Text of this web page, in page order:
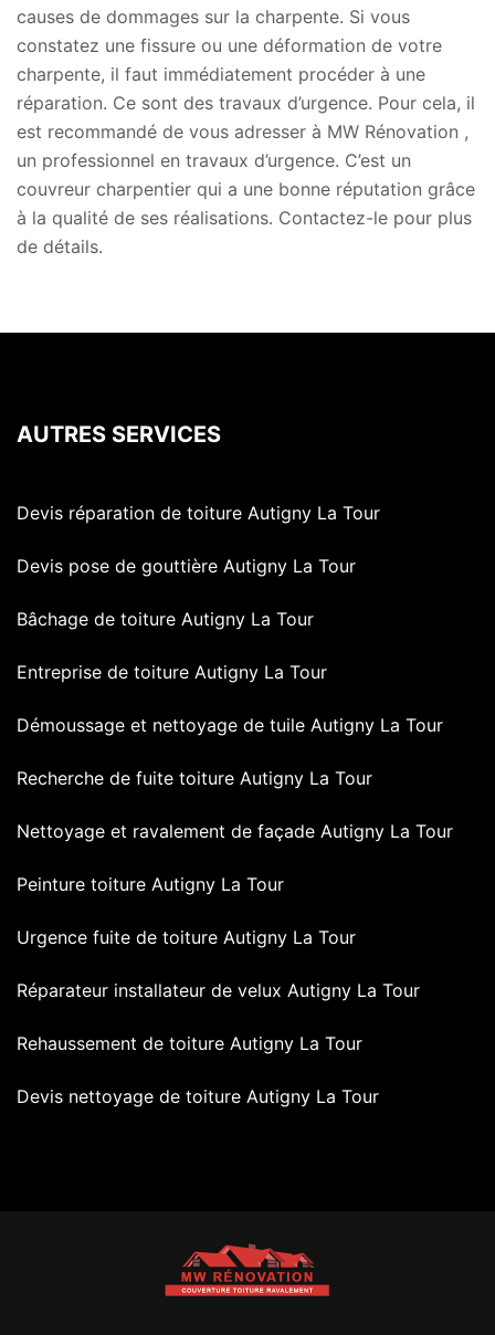
causes de dommages sur la charpente. Si vous
constatez une fissure ou une déformation de votre
charpente, il faut immédiatement procéder à une
réparation. Ce sont des travaux d’urgence. Pour cela, il
est recommandé de vous adresser à MW Rénovation ,
un professionnel en travaux d’urgence. C’est un
couvreur charpentier qui a une bonne réputation grâce
à la qualité de ses réalisations. Contactez-le pour plus
de détails.
AUTRES SERVICES
Devis réparation de toiture Autigny La Tour
Devis pose de gouttière Autigny La Tour
Bâchage de toiture Autigny La Tour
Entreprise de toiture Autigny La Tour
Démoussage et nettoyage de tuile Autigny La Tour
Recherche de fuite toiture Autigny La Tour
Nettoyage et ravalement de façade Autigny La Tour
Peinture toiture Autigny La Tour
Urgence fuite de toiture Autigny La Tour
Réparateur installateur de velux Autigny La Tour
Rehaussement de toiture Autigny La Tour
Devis nettoyage de toiture Autigny La Tour